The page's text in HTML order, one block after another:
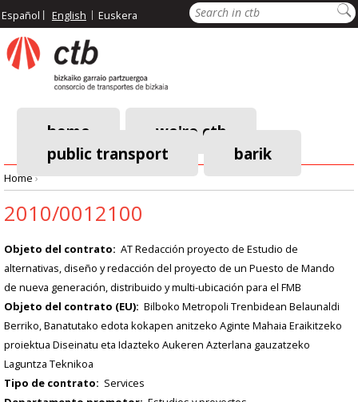
Skip
to
main
content
Search
Español English Euskera
Main
navigation
home
we're ctb
public transport
barik
Breadcrumb
Home›
2010/0012100
Objeto del contrato
AT Redacción proyecto de Estudio de
alternativas, diseño y redacción del proyecto de un Puesto de Mando
de nueva generación, distribuido y multi-ubicación para el FMB
Objeto del contrato (EU) Bilboko Metropoli Trenbidean Belaunaldi
Berriko, Banatutako edota kokapen anitzeko Aginte Mahaia Eraikitzeko
proiektua Diseinatu eta Idazteko Aukeren Azterlana gauzatzeko
Laguntza Teknikoa
Tipo de contrato
Services